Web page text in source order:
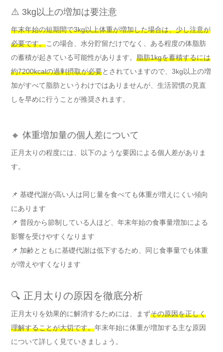
⚠️ 3kg以上の増加は要注意
年末年始の短期間で3kg以上体重が増加した場合は、少し注意が
必要です。この場合、水分貯留だけでなく、ある程度の体脂肪
の蓄積が起きている可能性があります。 脂肪1kgを蓄積するには
約7200kcalの過剰摂取が必要とされていますので、3kg以上の増
加がすべて脂肪というわけではありませんが、生活習慣の見直
しを早めに行うことが推奨されます。
🔸 体重増加量の個人差について
正月太りの程度には、以下のような要因による個人差がありま
す。
📌 基礎代謝が高い人は同じ量を食べても体重が増えにくい傾向
にあります
📌 普段から節制している人ほど、年末年始の食事量増加による
影響を受けやすくなります
📌 加齢とともに基礎代謝は低下するため、同じ食事量でも体重
が増えやすくなります
🔍 正月太りの原因を徹底分析
正月太りを効果的に解消するためには、まずその原因を正しく
理解することが大切です。年末年始に体重が増加する主な原因
について詳しく見ていきましょう。